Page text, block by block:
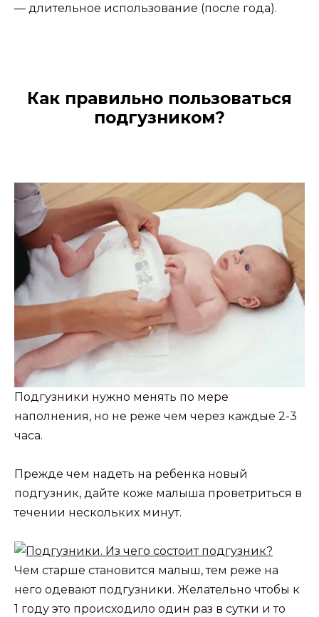
— длительное использование (после года).
Как правильно пользоваться
подгузником?
Подгузники нужно менять по мере
наполнения, но не реже чем через каждые 2-3
часа.
Прежде чем надеть на ребенка новый
подгузник, дайте коже малыша проветриться в
течении нескольких минут.
Чем старше становится малыш, тем реже на
него одевают подгузники. Желательно чтобы к
1 году это происходило один раз в сутки и то